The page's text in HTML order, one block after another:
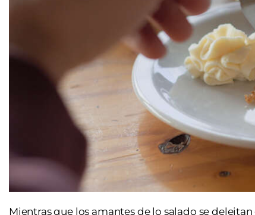
Mientras que los amantes de lo salado se